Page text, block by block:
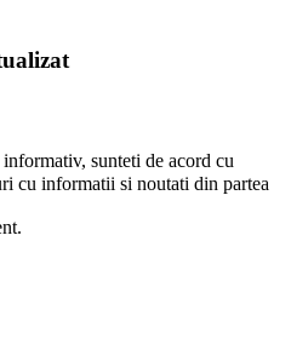
sunteti de acord cu
cu informatii si noutati din partea